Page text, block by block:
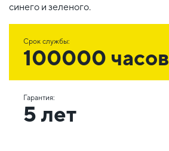
синего и зеленого.
Срок службы:
100000 часов
Гарантия:
5 лет